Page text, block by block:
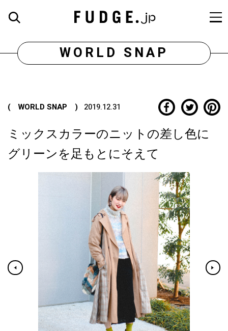
WORLD SNAP
( WORLD SNAP ) 2019.12.31
ミックスカラーのニットの差し色に
グリーンを足もとにそえて